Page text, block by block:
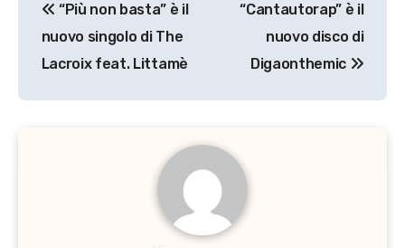
articoli
“Più non basta” è il
nuovo singolo di The
Lacroix feat. Littamè
“Cantautorap” è il
nuovo disco di
Digaonthemic